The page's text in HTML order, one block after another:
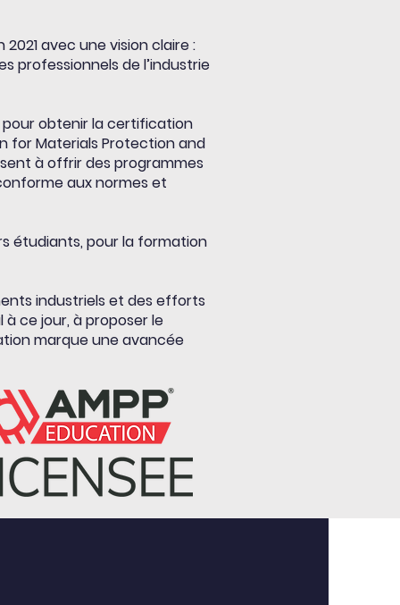
avec une vision claire :
professionnels de l’industrie
pour obtenir la certification
for Materials Protection and
à offrir des programmes
aux normes et
étudiants, pour la formation
industriels et des efforts
ce jour, à proposer le
marque une avancée